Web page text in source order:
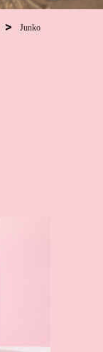
Junko